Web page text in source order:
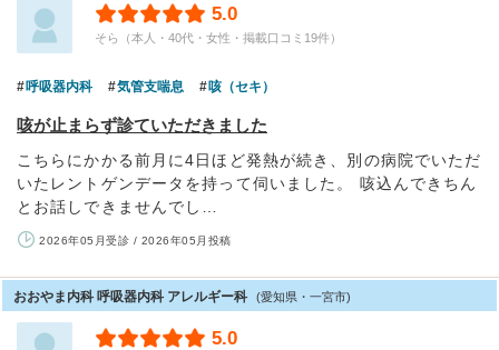
5.0
そら（本人・40代・女性・掲載口コミ19件）
呼吸器内科 気管支喘息 咳（セキ）
咳が止まらず診ていただきました
こちらにかかる前月に4日ほど発熱が続き、別の病院でいただ
いたレントゲンデータを持って伺いました。 咳込んできちん
とお話しできませんでし…
2026年05月受診 / 2026年05月投稿
おおやま内科 呼吸器内科 アレルギー科 (愛知県・一宮市)
5.0